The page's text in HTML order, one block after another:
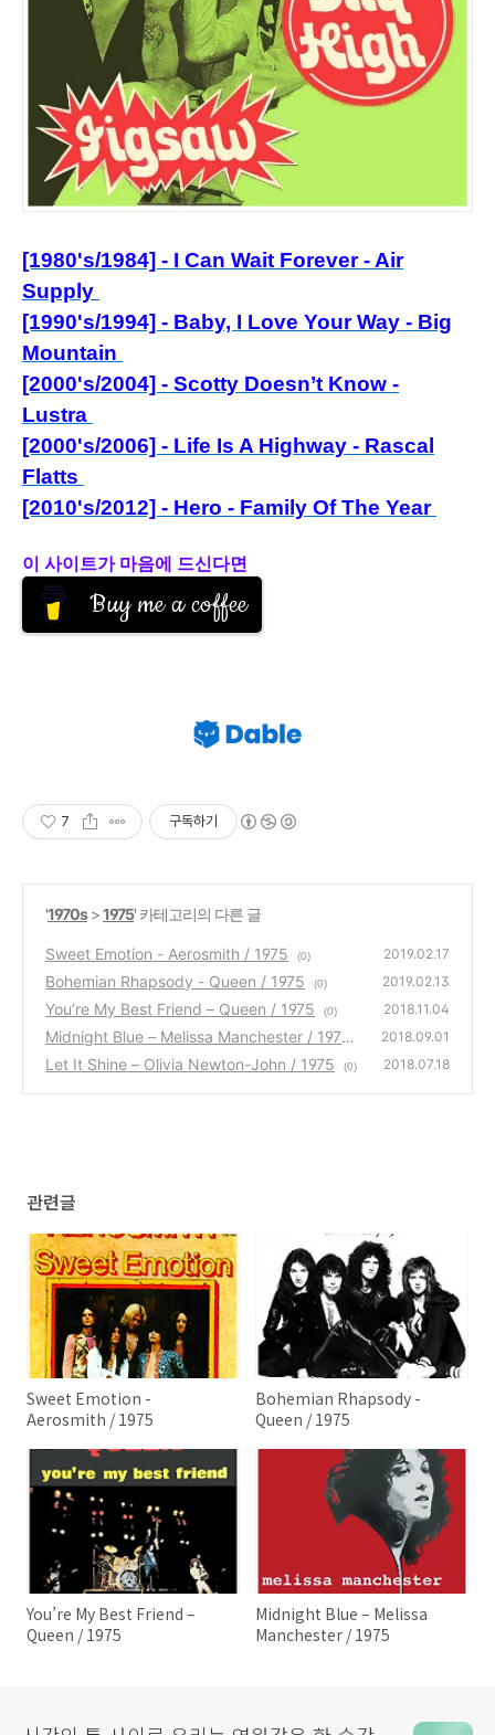
[1980's/1984] - I Can Wait Forever - Air
Supply
[1990's/1994] - Baby, I Love Your Way - Big
Mountain
[2000's/2004] - Scotty Doesn’t Know -
Lustra
[2000's/2006] - Life Is A Highway - Rascal
Flatts
[2010's/2012] - Hero - Family Of The Year
이 사이트가 마음에 드신다면
Buy me a coffee
7 구독하기
'1970s>1975' 카테고리의 다른 글
Sweet Emotion - Aerosmith / 1975 (0) 2019.02.17
Bohemian Rhapsody - Queen / 1975 (0) 2019.02.13
You’re My Best Friend – Queen / 1975 (0) 2018.11.04
Midnight Blue – Melissa Manchester / 1975
(0)
2018.09.01
Let It Shine – Olivia Newton-John / 1975 (0) 2018.07.18
관련글
Sweet Emotion -
Aerosmith / 1975
Bohemian Rhapsody -
Queen / 1975
You’re My Best Friend –
Queen / 1975
Midnight Blue – Melissa
Manchester / 1975